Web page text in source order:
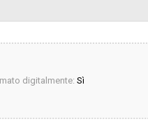
digitalmente: Sì